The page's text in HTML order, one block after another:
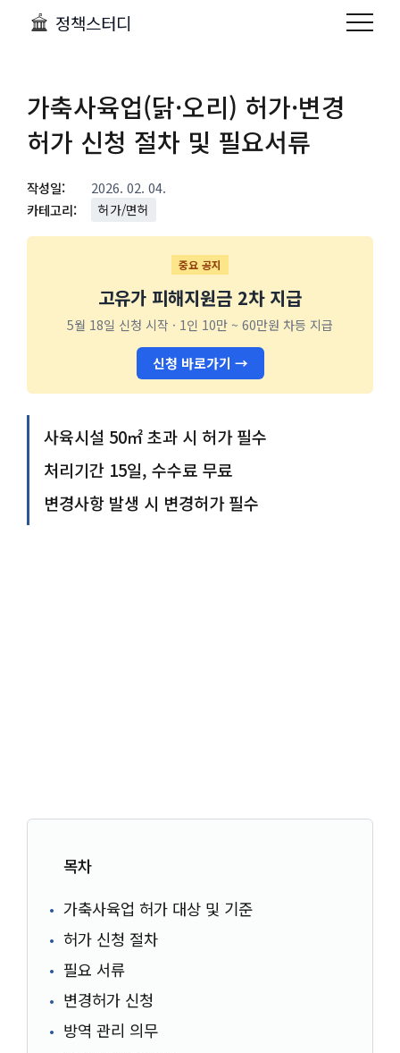
정책스터디
가축사육업(닭·오리) 허가·변경
허가 신청 절차 및 필요서류
작성일:
2026. 02. 04.
카테고리:
허가/면허
중요 공지
고유가 피해지원금 2차 지급
5월 18일 신청 시작 · 1인 10만 ~ 60만원 차등 지급
신청 바로가기 →
사육시설 50㎡ 초과 시 허가 필수
처리기간 15일, 수수료 무료
변경사항 발생 시 변경허가 필수
목차
가축사육업 허가 대상 및 기준
허가 신청 절차
필요 서류
변경허가 신청
방역 관리 의무